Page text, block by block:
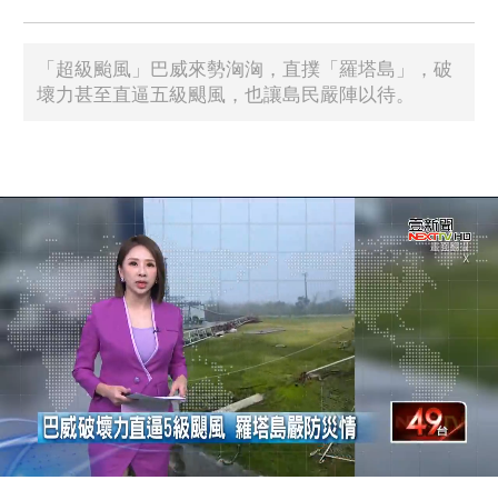
「超級颱風」巴威來勢洶洶，直撲「羅塔島」，破
壞力甚至直逼五級颶風，也讓島民嚴陣以待。